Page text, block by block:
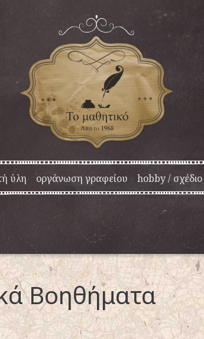
ύλη οργάνωση γραφείου hobby / σχέδιο
Βοηθήματα